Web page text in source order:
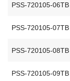
PSS-720105-06TB
PSS-720105-07TB
PSS-720105-08TB
PSS-720105-09TB